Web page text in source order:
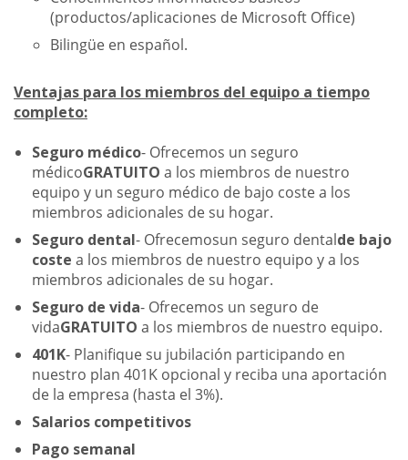
(productos/aplicaciones de Microsoft Office)
Bilingüe en español.
Ventajas para los miembros del equipo a tiempo
completo:
Seguro médico- Ofrecemos un seguro
médicoGRATUITO a los miembros de nuestro
equipo y un seguro médico de bajo coste a los
miembros adicionales de su hogar.
Seguro dental- Ofrecemosun seguro dentalde bajo
coste a los miembros de nuestro equipo y a los
miembros adicionales de su hogar.
Seguro de vida- Ofrecemos un seguro de
vidaGRATUITO a los miembros de nuestro equipo.
401K- Planifique su jubilación participando en
nuestro plan 401K opcional y reciba una aportación
de la empresa (hasta el 3%).
Salarios competitivos
Pago semanal